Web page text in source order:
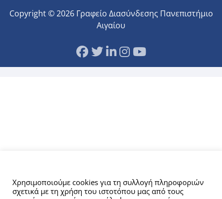
Copyright © 2026 Γραφείο Διασύνδεσης Πανεπιστήμιο
Αιγαίου
Χρησιμοποιούμε cookies για τη συλλογή πληροφοριών
σχετικά με τη χρήση του ιστοτόπου μας από τους